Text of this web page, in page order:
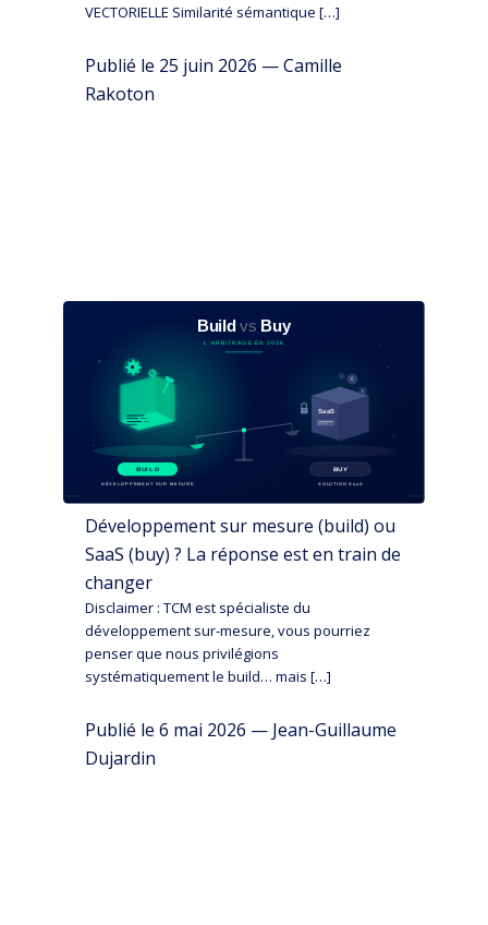
VECTORIELLE Similarité sémantique […]
Publié le 25 juin 2026 — Camille
Rakoton
Développement sur mesure (build) ou
SaaS (buy) ? La réponse est en train de
changer
Disclaimer : TCM est spécialiste du
développement sur-mesure, vous pourriez
penser que nous privilégions
systématiquement le build… mais […]
Publié le 6 mai 2026 — Jean-Guillaume
Dujardin